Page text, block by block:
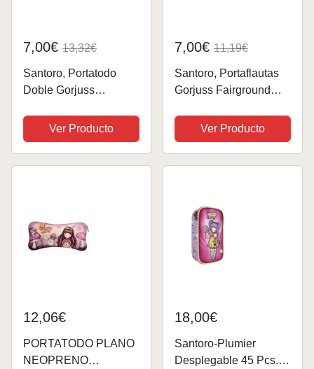
7,00€ 13,32€
Santoro, Portatodo
Doble Gorjuss
Away 115X215X50Cm
Unisex niños,
Multicolor, Talla única
Ver Producto
7,00€ 11,19€
Santoro, Portaflautas
Gorjuss Fairground
10X36X2,5Cm Unisex
niños, Multicolor, Talla
única
Ver Producto
12,06€
PORTATODO PLANO
NEOPRENO
18,00€
Santoro-Plumier
Desplegable 45 Pcs.